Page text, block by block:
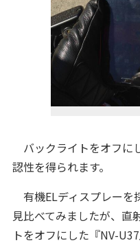
バックライトをオフに
認性を得られます。
有機ELディスプレーを
見比べてみましたが、直
トをオフにした『NV-